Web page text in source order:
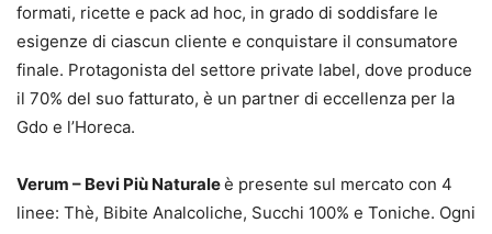
formati, ricette e pack ad hoc, in grado di soddisfare le
esigenze di ciascun cliente e conquistare il consumatore
finale. Protagonista del settore private label, dove produce
il 70% del suo fatturato, è un partner di eccellenza per la
Gdo e l’Horeca.
Verum – Bevi Più Naturaleè presente sul mercato con 4
linee: Thè, Bibite Analcoliche, Succhi 100% e Toniche. Ogni